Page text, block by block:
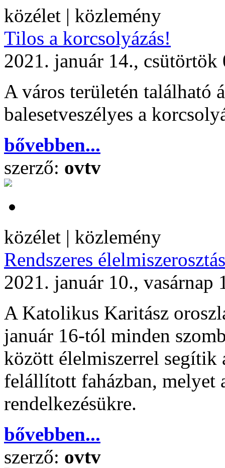
közélet | közlemény
Tilos a korcsolyázás!
2021. január 14., csütörtök
A város területén található
balesetveszélyes a
bővebben...
szerző: ovtv
közélet | közlemény
Rendszeres
2021. január 10., vasárnap
A Katolikus Karitász
január 16-tól minden
között élelmiszerrel segítik
felállított faházban, melyet
rendelkezésükre.
bővebben...
szerző: ovtv